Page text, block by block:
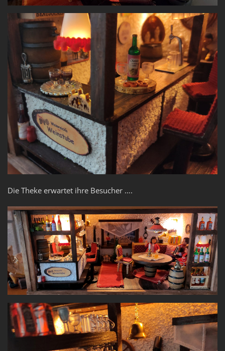
Die Theke erwartet ihre Besucher ….